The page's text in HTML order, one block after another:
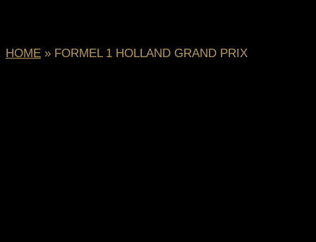
HOME » FORMEL 1 HOLLAND GRAND PRIX